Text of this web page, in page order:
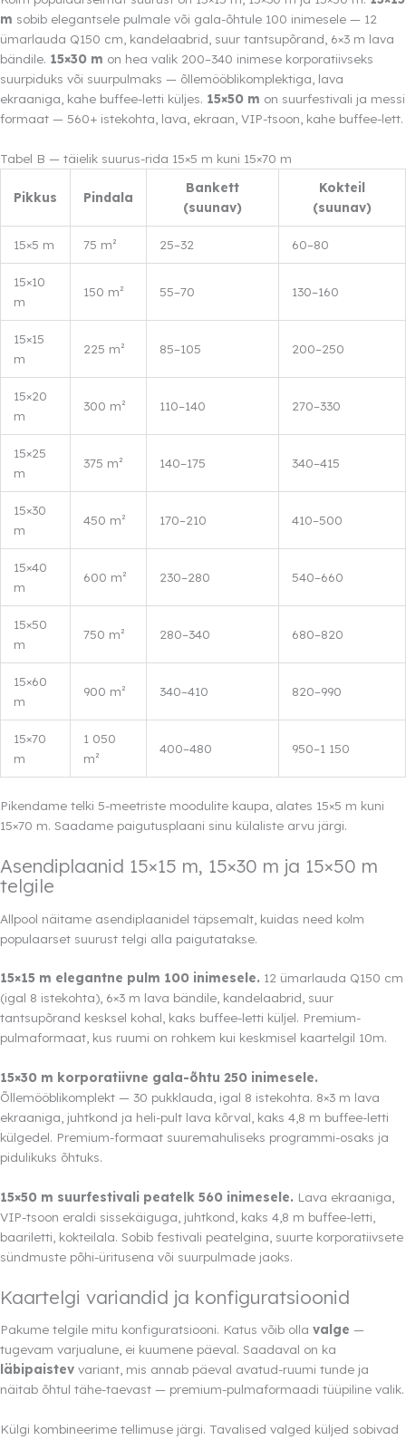
m sobib elegantsele pulmale või gala-õhtule 100 inimesele — 12
ümarlauda Q150 cm, kandelaabrid, suur tantsupõrand, 6×3 m lava
bändile. 15×30 m on hea valik 200–340 inimese korporatiivseks
suurpiduks või suurpulmaks — õllemööblikomplektiga, lava
ekraaniga, kahe buffee-letti küljes. 15×50 m on suurfestivali ja messi
formaat — 560+ istekohta, lava, ekraan, VIP-tsoon, kahe buffee-lett.
Tabel B — täielik suurus-rida 15×5 m kuni 15×70 m
Pikkus Pindala
Bankett
(suunav)
Kokteil
(suunav)
15×5 m 75 m² 25–32 60–80
15×10
m
150 m² 55–70 130–160
15×15
m
225 m² 85–105 200–250
15×20
m
300 m² 110–140 270–330
15×25
m
375 m² 140–175 340–415
15×30
m
450 m² 170–210 410–500
15×40
m
600 m² 230–280 540–660
15×50
m
750 m² 280–340 680–820
15×60
m
900 m² 340–410 820–990
15×70
m
1 050
m²
400–480 950–1 150
Pikendame telki 5-meetriste moodulite kaupa, alates 15×5 m kuni
15×70 m. Saadame paigutusplaani sinu külaliste arvu järgi.
Asendiplaanid 15×15 m, 15×30 m ja 15×50 m
telgile
Allpool näitame asendiplaanidel täpsemalt, kuidas need kolm
populaarset suurust telgi alla paigutatakse.
15×15 m elegantne pulm 100 inimesele. 12 ümarlauda Q150 cm
(igal 8 istekohta), 6×3 m lava bändile, kandelaabrid, suur
tantsupõrand kesksel kohal, kaks buffee-letti küljel. Premium-
pulmaformaat, kus ruumi on rohkem kui keskmisel kaartelgil 10m.
15×30 m korporatiivne gala-õhtu 250 inimesele.
Õllemööblikomplekt — 30 pukklauda, igal 8 istekohta. 8×3 m lava
ekraaniga, juhtkond ja heli-pult lava kõrval, kaks 4,8 m buffee-letti
külgedel. Premium-formaat suuremahuliseks programmi-osaks ja
pidulikuks õhtuks.
15×50 m suurfestivali peatelk 560 inimesele. Lava ekraaniga,
VIP-tsoon eraldi sissekäiguga, juhtkond, kaks 4,8 m buffee-letti,
baariletti, kokteilala. Sobib festivali peatelgina, suurte korporatiivsete
sündmuste põhi-üritusena või suurpulmade jaoks.
Kaartelgi variandid ja konfiguratsioonid
Pakume telgile mitu konfiguratsiooni. Katus võib olla valge —
tugevam varjualune, ei kuumene päeval. Saadaval on ka
läbipaistev variant, mis annab päeval avatud-ruumi tunde ja
näitab õhtul tähe-taevast — premium-pulmaformaadi tüüpiline valik.
Külgi kombineerime tellimuse järgi. Tavalised valged küljed sobivad